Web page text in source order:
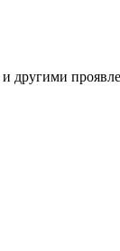
другими